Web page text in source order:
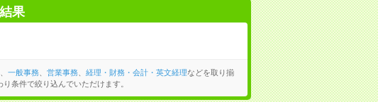
果
一般事務、 営業事務、 経理・財務・会計・英文経理などを取り揃
条件で絞り込んでいただけます。